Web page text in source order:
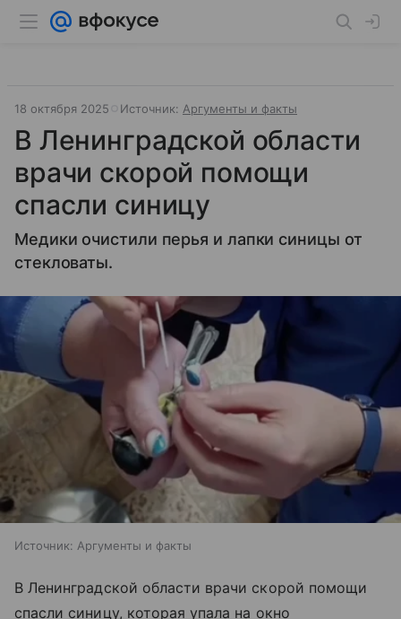
18 октября 2025 Источник: Аргументы и факты
В Ленинградской области
врачи скорой помощи
спасли синицу
Медики очистили перья и лапки синицы от
стекловаты.
Источник: Аргументы и факты
В Ленинградской области врачи скорой помощи
спасли синицу, которая упала на окно